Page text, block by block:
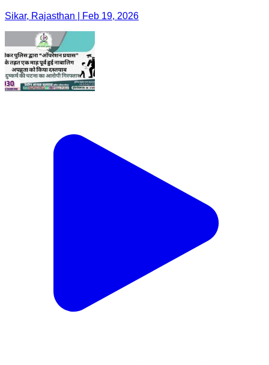
Sikar, Rajasthan | Feb 19, 2026